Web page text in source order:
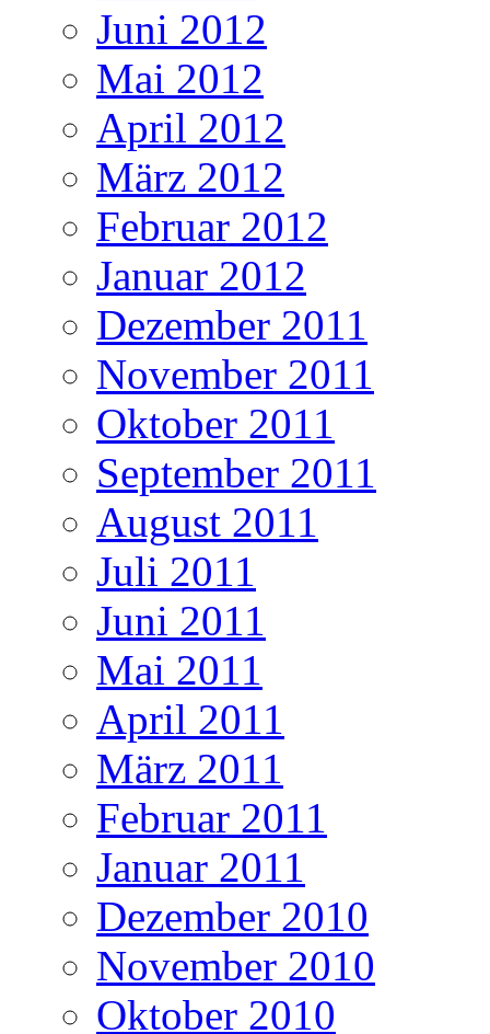
Juni 2012
Mai 2012
April 2012
März 2012
Februar 2012
Januar 2012
Dezember 2011
November 2011
Oktober 2011
September 2011
August 2011
Juli 2011
Juni 2011
Mai 2011
April 2011
März 2011
Februar 2011
Januar 2011
Dezember 2010
November 2010
Oktober 2010